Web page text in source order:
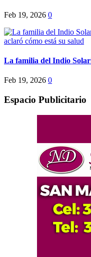
Feb 19, 2026 0
La familia del Indio
Feb 19, 2026 0
Espacio Publicitario